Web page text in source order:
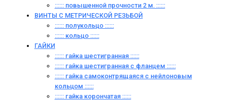
:::::: повышенной прочности 2 м. ::::::
ВИНТЫ C МЕТРИЧЕСКОЙ РЕЗЬБОЙ
:::::: полукольцо ::::::
:::::: кольцо ::::::
ГАЙКИ
:::::: гайка шестигранная ::::::
:::::: гайка шестигранная с фланцем ::::::
:::::: гайка самоконтрящаяся с нейлоновым
кольцом ::::::
:::::: гайка корончатая ::::::